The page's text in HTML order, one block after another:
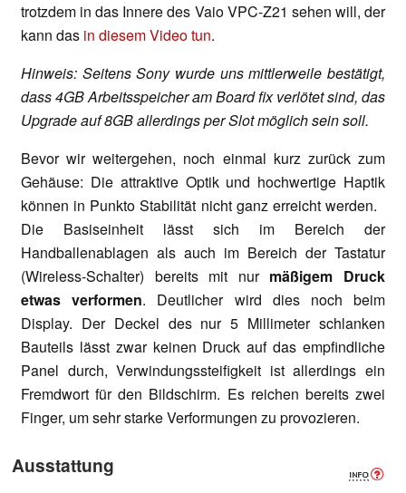
trotzdem in das Innere des Vaio VPC-Z21 sehen will, der
kann das in diesem Video tun.
Hinweis: Seitens Sony wurde uns mittlerweile bestätigt,
dass 4GB Arbeitsspeicher am Board fix verlötet sind, das
Upgrade auf 8GB allerdings per Slot möglich sein soll.
Bevor wir weitergehen, noch einmal kurz zurück zum
Gehäuse: Die attraktive Optik und hochwertige Haptik
können in Punkto Stabilität nicht ganz erreicht werden.
Die Basiseinheit lässt sich im Bereich der
Handballenablagen als auch im Bereich der Tastatur
(Wireless-Schalter) bereits mit nur mäßigem Druck
etwas verformen. Deutlicher wird dies noch beim
Display. Der Deckel des nur 5 Millimeter schlanken
Bauteils lässt zwar keinen Druck auf das empfindliche
Panel durch, Verwindungssteifigkeit ist allerdings ein
Fremdwort für den Bildschirm. Es reichen bereits zwei
Finger, um sehr starke Verformungen zu provozieren.
Ausstattung